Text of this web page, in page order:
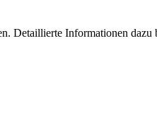
Detaillierte Informationen dazu